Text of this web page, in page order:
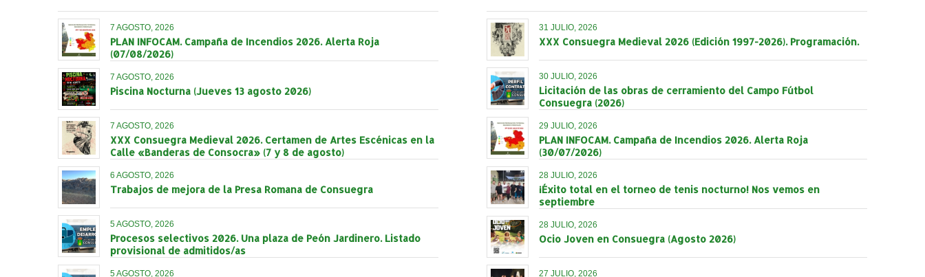
7 AGOSTO, 2026
PLAN INFOCAM. Campaña de Incendios 2026. Alerta Roja
(07/08/2026)
7 AGOSTO, 2026
Piscina Nocturna (Jueves 13 agosto 2026)
7 AGOSTO, 2026
XXX Consuegra Medieval 2026. Certamen de Artes Escénicas en la
Calle «Banderas de Consocra» (7 y 8 de agosto)
6 AGOSTO, 2026
Trabajos de mejora de la Presa Romana de Consuegra
5 AGOSTO, 2026
Procesos selectivos 2026. Una plaza de Peón Jardinero. Listado
provisional de admitidos/as
5 AGOSTO, 2026
31 JULIO, 2026
XXX Consuegra Medieval 2026 (Edición 1997-2026). Programación.
30 JULIO, 2026
Licitación de las obras de cerramiento del Campo Fútbol
Consuegra (2026)
29 JULIO, 2026
PLAN INFOCAM. Campaña de Incendios 2026. Alerta Roja
(30/07/2026)
28 JULIO, 2026
¡Éxito total en el torneo de tenis nocturno! Nos vemos en
septiembre
28 JULIO, 2026
Ocio Joven en Consuegra (Agosto 2026)
27 JULIO, 2026